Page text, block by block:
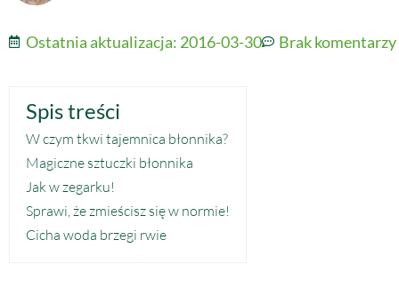
Ostatnia aktualizacja: 2016-03-30 Brak komentarzy
Spis treści
W czym tkwi tajemnica błonnika?
Magiczne sztuczki błonnika
Jak w zegarku!
Sprawi, że zmieścisz się w normie!
Cicha woda brzegi rwie